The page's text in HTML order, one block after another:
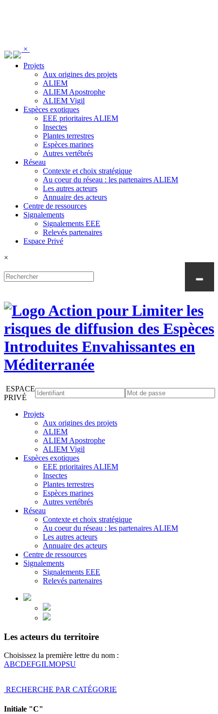
×
Projets
Aux origines des projets
ALIEM
ALIEM Apostrophe
ALIEM Vigil
Espèces exotiques
EEE prioritaires ALIEM
Insectes
Plantes terrestres
Espèces marines
Autres vertébrés
Réseau
Contexte et choix stratégique
Au coeur du réseau : les partenaires ALIEM
Les autres acteurs
Annuaire des acteurs
Centre de ressources
Signalements
Signalements EEE
Relevés partenaires
Espace Privé
×
ESPACE
PRIVÉ
Projets
Aux origines des projets
ALIEM
ALIEM Apostrophe
ALIEM Vigil
Espèces exotiques
EEE prioritaires ALIEM
Insectes
Plantes terrestres
Espèces marines
Autres vertébrés
Réseau
Contexte et choix stratégique
Au coeur du réseau : les partenaires ALIEM
Les autres acteurs
Annuaire des acteurs
Centre de ressources
Signalements
Signalements EEE
Relevés partenaires
Les acteurs du territoire
Choisissez la première lettre du nom :
ABCDEFGILMOPSU
RECHERCHE PAR CATÉGORIE
Initiale "C"